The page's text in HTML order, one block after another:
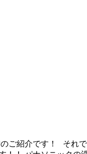
ご紹介です！ それ